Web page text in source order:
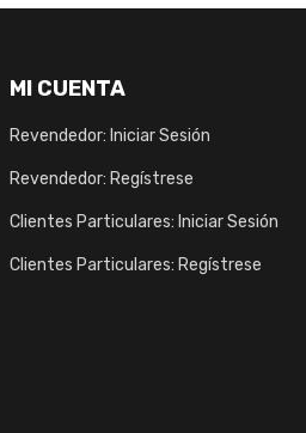
MI CUENTA
Revendedor: Iniciar Sesión
Revendedor: Regístrese
Clientes Particulares: Iniciar Sesión
Clientes Particulares: Regístrese